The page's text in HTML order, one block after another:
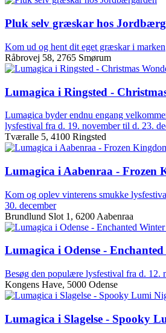
Pluk selv græskar hos
Kom ud og hent dit eget græskar i marken
Råbrovej 58, 2765 Smørum
Lumagica i Ringsted -
Lumagica byder endnu engang
lysfestival fra d. 19. november til d. 23.
Tværalle 5, 4100 Ringsted
Lumagica i Aabenraa - Frozen
Kom og oplev vinterens smukke
30. december
Brundlund Slot 1, 6200 Aabenraa
Lumagica i Odense -
Besøg den populære lysfestival fra d. 12.
Kongens Have, 5000 Odense
Lumagica i Slagelse - Spooky